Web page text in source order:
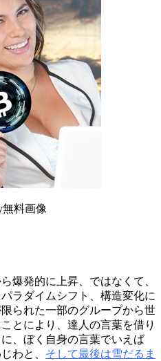
無料画像
爆発的に上昇、ではなくて、
ラダイムシフト、構造変化に
られた一部のグループから世
とにより、達人の言葉を借り
、ぼく自身の言葉でいえば
わと、 そして最後は雪だるま